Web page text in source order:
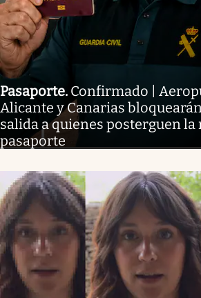
Pasaporte. Confirmado |
Alicante y Canarias
salida a quienes posterguen
pasaporte